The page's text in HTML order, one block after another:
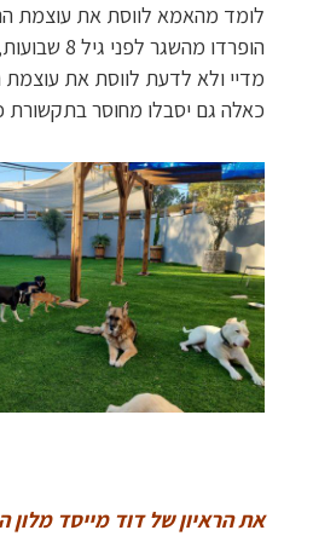
לומד מהאמא לווסת את עוצמת
הופרדו
מדיי ולא לדעת לווסת את עוצמת
כאלה גם יסבלו מחוסר בתקשורת